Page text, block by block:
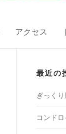
アクセス
最近の
ぎっく
コンド